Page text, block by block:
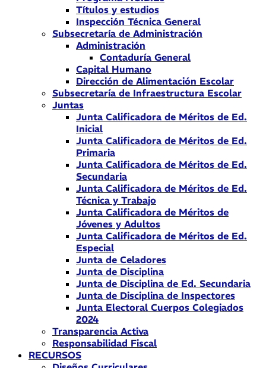
Títulos y estudios
Inspección Técnica General
Subsecretaría de Administración
Administración
Contaduría General
Capital Humano
Dirección de Alimentación Escolar
Subsecretaría de Infraestructura Escolar
Juntas
Junta Calificadora de Méritos de Ed.
Inicial
Junta Calificadora de Méritos de Ed.
Primaria
Junta Calificadora de Méritos de Ed.
Secundaria
Junta Calificadora de Méritos de Ed.
Técnica y Trabajo
Junta Calificadora de Méritos de
Jóvenes y Adultos
Junta Calificadora de Méritos de Ed.
Especial
Junta de Celadores
Junta de Disciplina
Junta de Disciplina de Ed. Secundaria
Junta de Disciplina de Inspectores
Junta Electoral Cuerpos Colegiados
2024
Transparencia Activa
Responsabilidad Fiscal
RECURSOS